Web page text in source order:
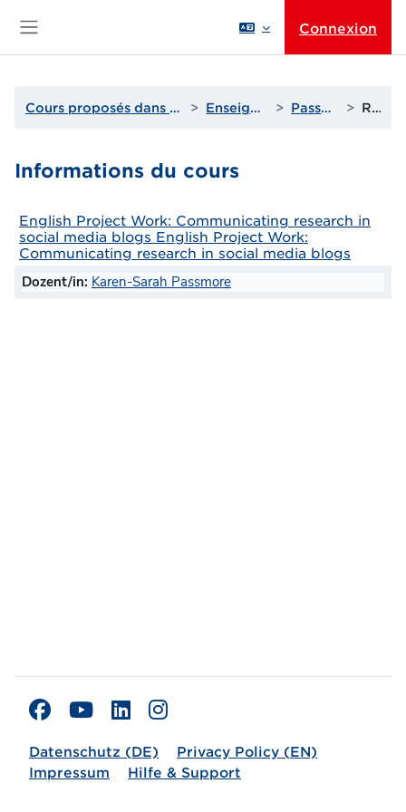
Connexion
Cours proposés dans les domaines scientifiques Enseignants de M à P Passmore, Karen Résumé
Informations du cours
English Project Work: Communicating research in
social media blogs English Project Work:
Communicating research in social media blogs
Dozent/in: Karen-Sarah Passmore
Datenschutz (DE)
Privacy Policy (EN)
Impressum
Hilfe & Support